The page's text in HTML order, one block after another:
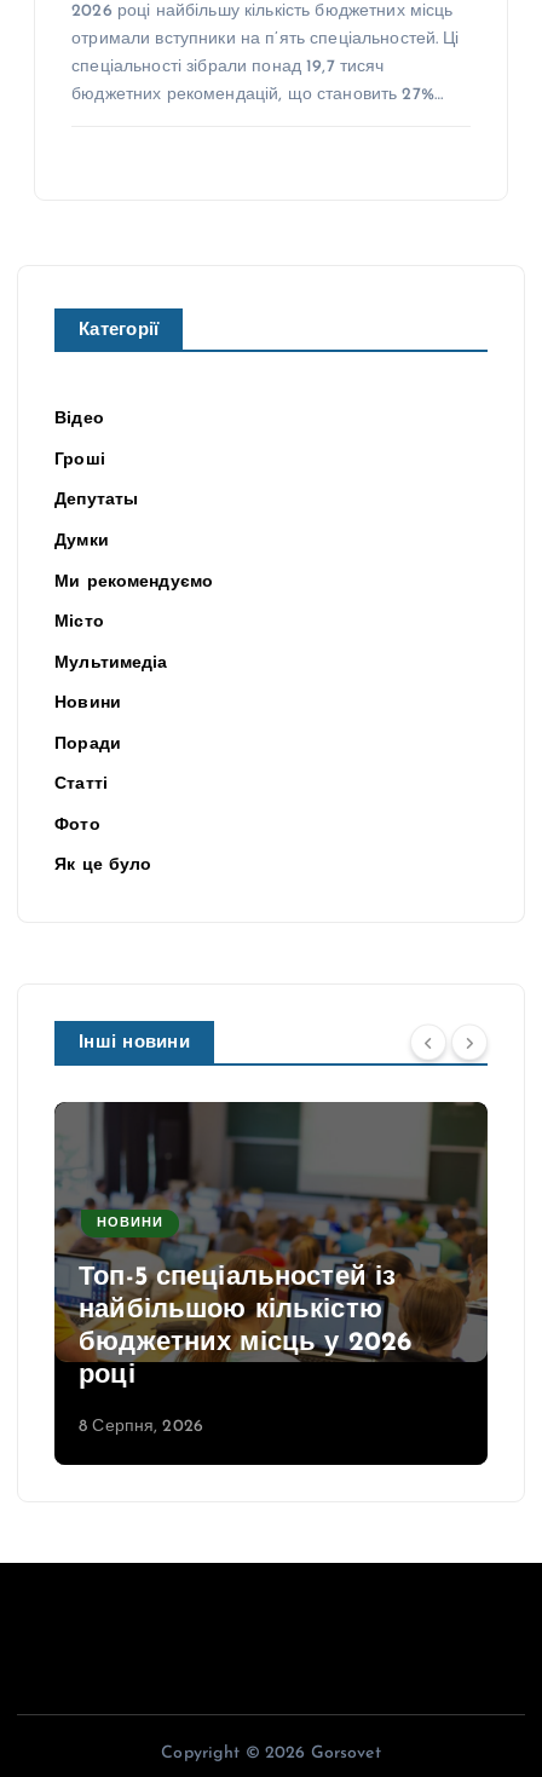
2026 році найбільшу кількість бюджетних місць
отримали вступники на п’ять спеціальностей. Ці
спеціальності зібрали понад 19,7 тисяч
бюджетних рекомендацій, що становить 27%…
Категорії
Відео
Гроші
Депутаты
Думки
Ми рекомендуємо
Місто
Мультимедіа
Новини
Поради
Статті
Фото
Як це було
Інші новини
НОВИНИ
Топ-5 спеціальностей із
найбільшою кількістю
бюджетних місць у 2026
році
8 Серпня, 2026
Copyright © 2026 Gorsovet